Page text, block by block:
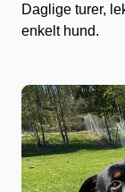
Daglige turer,
enkelt hund.